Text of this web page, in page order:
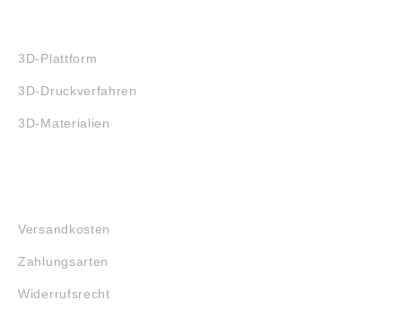
3D-Plattform
3D-Druckverfahren
3D-Materialien
Versandkosten
Zahlungsarten
Widerrufsrecht